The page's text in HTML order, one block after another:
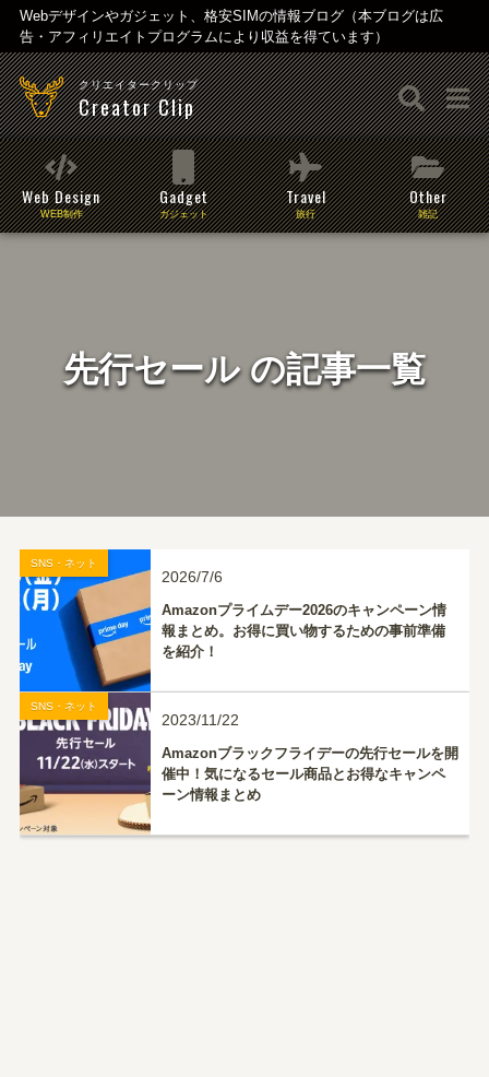
Webデザインやガジェット、格安SIMの情報ブログ（本ブログは広
告・アフィリエイトプログラムにより収益を得ています）
クリエイタークリップ
Creator Clip
Web Design
WEB制作
Gadget
ガジェット
Travel
旅行
Other
雑記
先行セール の記事一覧
SNS・ネット
2026/7/6
Amazonプライムデー2026のキャンペーン情
報まとめ。お得に買い物するための事前準備
を紹介！
SNS・ネット
2023/11/22
Amazonブラックフライデーの先行セールを開
催中！気になるセール商品とお得なキャンペ
ーン情報まとめ